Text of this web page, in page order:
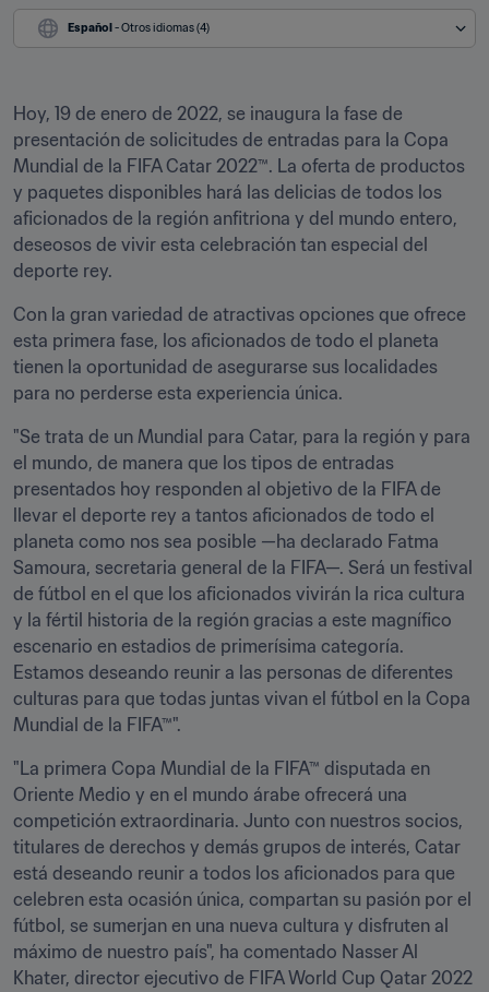
Español - Otros idiomas (4)
Hoy, 19 de enero de 2022, se inaugura la fase de
presentación de solicitudes de entradas para la Copa
Mundial de la FIFA Catar 2022™. La oferta de productos
y paquetes disponibles hará las delicias de todos los
aficionados de la región anfitriona y del mundo entero,
deseosos de vivir esta celebración tan especial del
deporte rey.
Con la gran variedad de atractivas opciones que ofrece
esta primera fase, los aficionados de todo el planeta
tienen la oportunidad de asegurarse sus localidades
para no perderse esta experiencia única.
"Se trata de un Mundial para Catar, para la región y para
el mundo, de manera que los tipos de entradas
presentados hoy responden al objetivo de la FIFA de
llevar el deporte rey a tantos aficionados de todo el
planeta como nos sea posible —ha declarado Fatma
Samoura, secretaria general de la FIFA—. Será un festival
de fútbol en el que los aficionados vivirán la rica cultura
y la fértil historia de la región gracias a este magnífico
escenario en estadios de primerísima categoría.
Estamos deseando reunir a las personas de diferentes
culturas para que todas juntas vivan el fútbol en la Copa
Mundial de la FIFA™".
"La primera Copa Mundial de la FIFA™ disputada en
Oriente Medio y en el mundo árabe ofrecerá una
competición extraordinaria. Junto con nuestros socios,
titulares de derechos y demás grupos de interés, Catar
está deseando reunir a todos los aficionados para que
celebren esta ocasión única, compartan su pasión por el
fútbol, se sumerjan en una nueva cultura y disfruten al
máximo de nuestro país", ha comentado Nasser Al
Khater, director ejecutivo de FIFA World Cup Qatar 2022